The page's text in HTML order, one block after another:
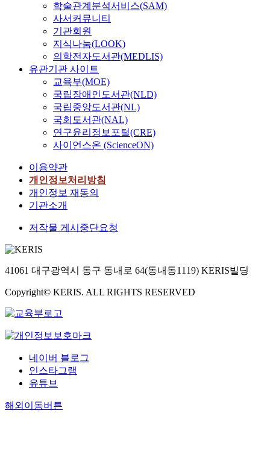
학술관계분석서비스(SAM)
사서커뮤니티
기관회원
지식나눔(LOOK)
의학전자도서관(MEDLIS)
유관기관 사이트
교육부(MOE)
국립장애인도서관(NLD)
국립중앙도서관(NL)
국회도서관(NAL)
연구윤리정보포털(CRE)
사이언스온 (ScienceON)
이용약관
개인정보처리방침
개인정보 재동의
기관소개
저작물 게시중단요청
41061 대구광역시 동구 동내로 64(동내동1119) KERIS빌딩
Copyright© KERIS. ALL RIGHTS RESERVED
네이버 블로그
인스타그램
유튜브
해외이동버튼